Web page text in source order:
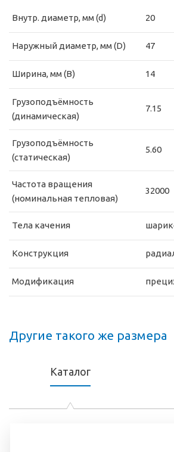
Внутр. диаметр, мм (d) 20
Наружный диаметр, мм (D) 47
Ширина, мм (B) 14
Грузоподъёмность
(динамическая)
7.15
Грузоподъёмность
(статическая)
5.60
Частота вращения
(номинальная тепловая)
32000
Тела качения
Конструкция
Модификация
Другие такого же размера
Каталог